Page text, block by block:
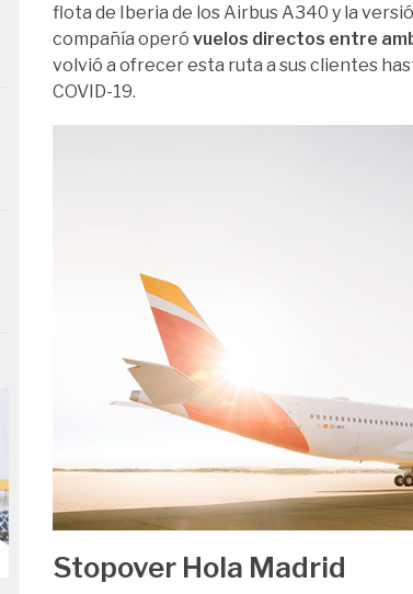
flota de Iberia de los Airbus A340 y la
compañía operó vuelos directos entre
volvió a ofrecer esta ruta a sus clientes
COVID-19.
Stopover Hola Madrid